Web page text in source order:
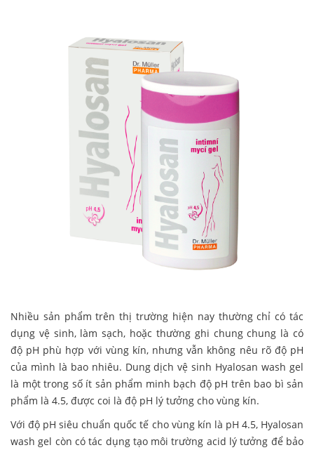
Nhiều sản phẩm trên thị trường hiện nay thường chỉ có tác
dụng vệ sinh, làm sạch, hoặc thường ghi chung chung là có
độ pH phù hợp với vùng kín, nhưng vẫn không nêu rõ độ pH
của mình là bao nhiêu. Dung dịch vệ sinh Hyalosan wash gel
là một trong số ít sản phẩm minh bạch độ pH trên bao bì sản
phẩm là 4.5, được coi là độ pH lý tưởng cho vùng kín.
Với độ pH siêu chuẩn quốc tế cho vùng kín là pH 4.5, Hyalosan
wash gel còn có tác dụng tạo môi trường acid lý tưởng để bảo